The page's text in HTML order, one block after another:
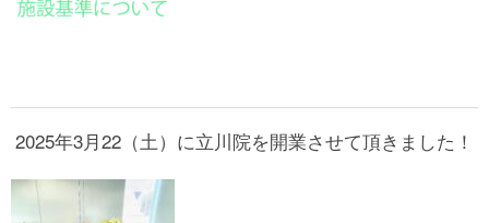
2025年3月22（土）に立川院を開業させて頂きました！